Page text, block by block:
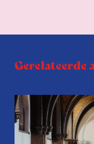
Gerelateerde